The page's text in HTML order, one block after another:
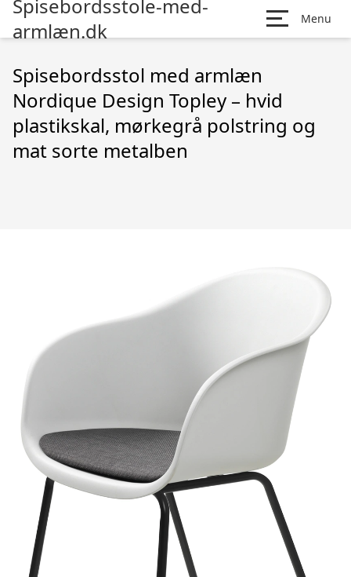
Spisebordsstole-med-
armlæn.dk
Menu
Spisebordsstol med armlæn
Nordique Design Topley – hvid
plastikskal, mørkegrå polstring og
mat sorte metalben